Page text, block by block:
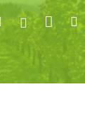
HledatPřihlášení